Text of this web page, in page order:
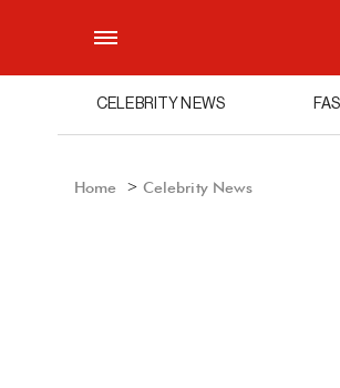
CELEBRITY NEWS
Home Celebrity News